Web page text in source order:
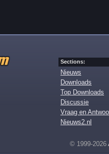
Sections:
Nieuws
Downloads
Top Downloads
Discussie
Vraag en
Nieuws2.nl
© 1999-2026